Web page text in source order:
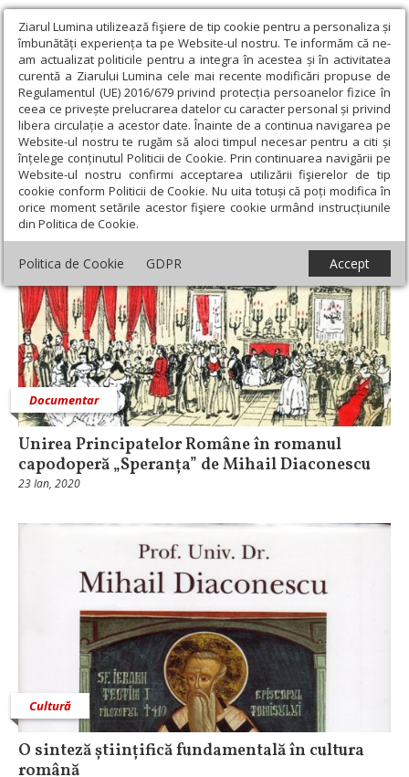
Ziarul Lumina utilizează fişiere de tip cookie pentru a personaliza și
îmbunătăți experiența ta pe Website-ul nostru. Te informăm că ne-
am actualizat politicile pentru a integra în acestea și în activitatea
curentă a Ziarului Lumina cele mai recente modificări propuse de
Regulamentul (UE) 2016/679 privind protecția persoanelor fizice în
ceea ce privește prelucrarea datelor cu caracter personal și privind
libera circulație a acestor date. Înainte de a continua navigarea pe
Website-ul nostru te rugăm să aloci timpul necesar pentru a citi și
înțelege conținutul Politicii de Cookie. Prin continuarea navigării pe
Website-ul nostru confirmi acceptarea utilizării fişierelor de tip
cookie conform Politicii de Cookie. Nu uita totuși că poți modifica în
orice moment setările acestor fişiere cookie urmând instrucțiunile
din Politica de Cookie.
Politica de Cookie GDPR Accept
Ziarul Lumina › Ion Constantin
Ion Constantin
Documentar
Unirea Principatelor Române în romanul
capodoperă „Speranța” de Mihail Diaconescu
23 Ian, 2020
Cultură
O sinteză științifică fundamentală în cultura
română